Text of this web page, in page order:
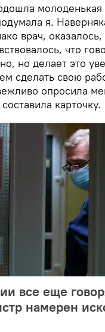
молоденькая
я.
врач, оказалось,
что
но делает это
сделать свою
опросила
карточку.
все еще
намерен